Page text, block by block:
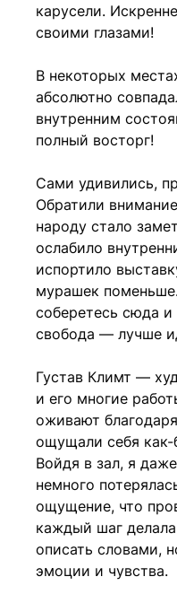
карусели.
своими глазами!
В некоторых
абсолютно
внутренним
полный восторг!
Сами удивились,
Обратили
народу стало
ослабило
испортило
мурашек
соберетесь сюда и
свобода — лучше
Густав Климт —
и его многие
оживают
ощущали себя как-
Войдя в зал, я
немного
ощущение, что
каждый шаг
описать словами,
эмоции и чувства.